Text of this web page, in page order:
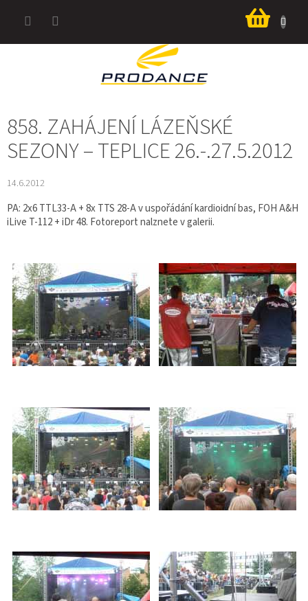
košík
858. ZAHÁJENÍ LÁZEŇSKÉ
SEZONY – TEPLICE 26.-.27.5.2012
14.6.2012
PA: 2x6 TTL33-A + 8x TTS 28-A v uspořádání kardioidní bas, FOH A&H
iLive T-112 + iDr 48. Fotoreport nalznete v galerii.